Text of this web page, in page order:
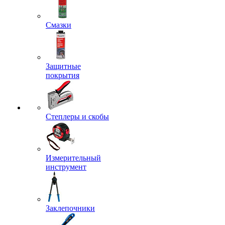
Смазки
Защитные
покрытия
Степлеры и скобы
Измерительный
инструмент
Заклепочники